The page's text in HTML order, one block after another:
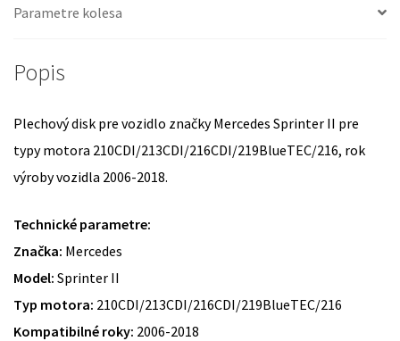
Parametre kolesa
Popis
Plechový disk pre vozidlo značky Mercedes Sprinter II pre
typy motora 210CDI/213CDI/216CDI/219BlueTEC/216, rok
výroby vozidla 2006-2018.
Technické parametre:
Značka: Mercedes
Model: Sprinter II
Typ motora: 210CDI/213CDI/216CDI/219BlueTEC/216
Kompatibilné roky: 2006-2018